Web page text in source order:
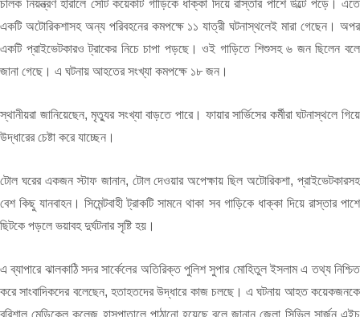
চালক নিয়ন্ত্রণ হারালে সেটি কয়েকটি গাড়িকে ধাক্কা দিয়ে রাস্তার পাশে উল্টে পড়ে। এতে
একটি অটোরিকশাসহ অন্য পরিবহনের কমপক্ষে ১১ যাত্রী ঘটনাস্থলেই মারা গেছেন। অপর
একটি প্রাইভেটকারও ট্রাকের নিচে চাপা পড়ছে। ওই গাড়িতে শিশুসহ ৬ জন ছিলেন বলে
জানা গেছে। এ ঘটনায় আহতের সংখ্যা কমপক্ষে ১৮ জন।
স্থানীয়রা জানিয়েছেন, মৃত্যুর সংখ্যা বাড়তে পারে। ফায়ার সার্ভিসের কর্মীরা ঘটনাস্থলে গিয়ে
উদ্ধারের চেষ্টা করে যাচ্ছেন।
টোল ঘরের একজন স্টাফ জানান, টোল দেওয়ার অপেক্ষায় ছিল অটোরিকশা, প্রাইভেটকারসহ
বেশ কিছু যানবাহন। সিমেন্টবাহী ট্রাকটি সামনে থাকা সব গাড়িকে ধাক্কা দিয়ে রাস্তার পাশে
ছিটকে পড়লে ভয়াবহ দুর্ঘটনার সৃষ্টি হয়।
এ ব্যাপারে ঝালকাঠি সদর সার্কেলের অতিরিক্ত পুলিশ সুপার মোহিতুল ইসলাম এ তথ্য নিশ্চিত
করে সাংবাদিকদের বলেছেন, হতাহতদের উদ্ধারে কাজ চলছে। এ ঘটনায় আহত কয়েকজনকে